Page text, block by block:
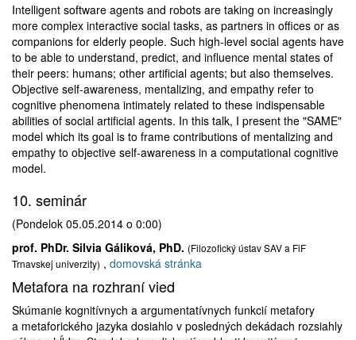
Intelligent software agents and robots are taking on increasingly
more complex interactive social tasks, as partners in offices or as
companions for elderly people. Such high-level social agents have
to be able to understand, predict, and influence mental states of
their peers: humans; other artificial agents; but also themselves.
Objective self-awareness, mentalizing, and empathy refer to
cognitive phenomena intimately related to these indispensable
abilities of social artificial agents. In this talk, I present the "SAME"
model which its goal is to frame contributions of mentalizing and
empathy to objective self-awareness in a computational cognitive
model.
10. seminár
(Pondelok 05.05.2014 o 0:00)
prof. PhDr. Silvia Gáliková, PhD. (Filozofický ústav SAV a FiF
Trnavskej univerzity) , domovská stránka
Metafora na rozhraní vied
Skúmanie kognitívnych a argumentatívnych funkcií metafory
a metaforického jazyka dosiahlo v posledných dekádach rozsiahly